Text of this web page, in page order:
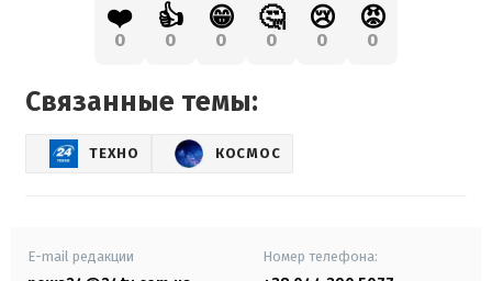
❤️
0
👍
0
😁
0
🤔
0
😢
0
😡
0
Связанные темы:
ТЕХНО КОСМОС
E-mail редакции Номер телефона: